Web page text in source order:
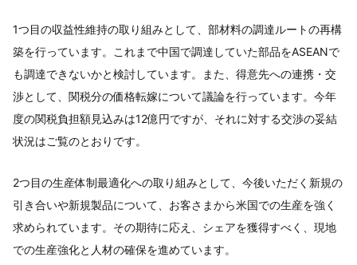
1つ目の収益性維持の取り組みとして、部材料の調達ルートの再構
築を行っています。これまで中国で調達していた部品をASEANで
も調達できないかと検討しています。また、得意先への連携・交
渉として、関税分の価格転嫁について議論を行っています。今年
度の関税負担額見込みは12億円ですが、それに対する交渉の妥結
状況はご覧のとおりです。
2つ目の生産体制最適化への取り組みとして、今後いただく新規の
引き合いや新規製品について、お客さまから米国での生産を強く
求められています。その期待に応え、シェアを獲得すべく、現地
での生産強化と人材の確保を進めています。